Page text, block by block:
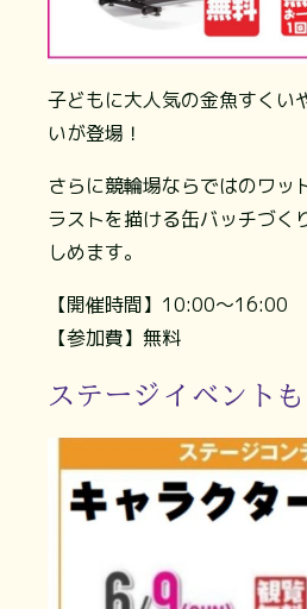
子どもに大人気の金魚すくい
いが登場！
さらに競輪場ならではのワッ
ラストを描ける缶バッチづく
しめます。
【開催時間】10:00～16:00
【参加費】無料
ステージイベントも